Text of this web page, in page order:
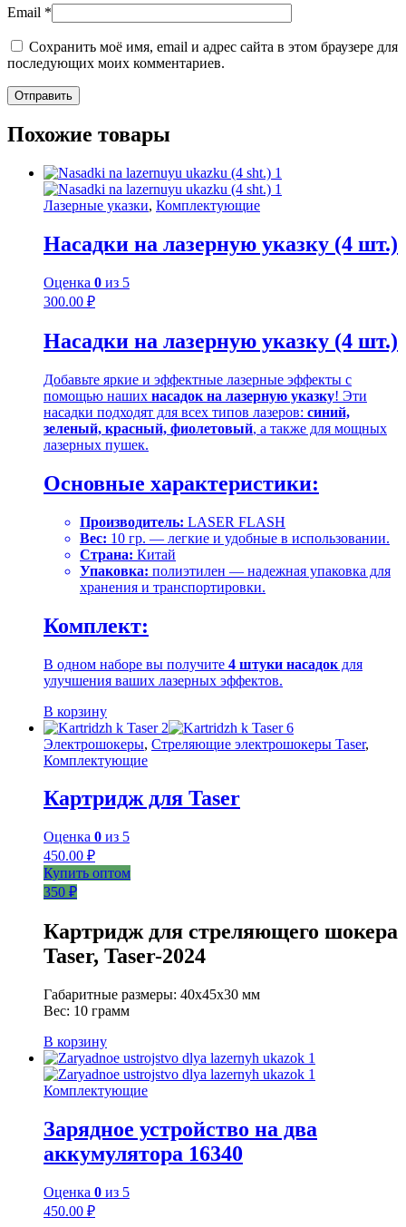
Email *
Сохранить моё имя, email и адрес сайта в этом браузере для
последующих моих комментариев.
Похожие товары
Лазерные указки, Комплектующие
Насадки на лазерную указку (4 шт.)
Оценка 0 из 5
300.00 ₽
Насадки на лазерную указку (4 шт.)
Добавьте яркие и эффектные лазерные эффекты с
помощью наших насадок на лазерную указку! Эти
насадки подходят для всех типов лазеров: синий,
зеленый, красный, фиолетовый, а также для мощных
лазерных пушек.
Основные характеристики:
Производитель: LASER FLASH
Вес: 10 гр. — легкие и удобные в использовании.
Страна: Китай
Упаковка: полиэтилен — надежная упаковка для
хранения и транспортировки.
Комплект:
В одном наборе вы получите 4 штуки насадок для
улучшения ваших лазерных эффектов.
В корзину
Электрошокеры, Стреляющие электрошокеры Taser,
Комплектующие
Картридж для Taser
Оценка 0 из 5
450.00 ₽
Купить оптом
350 ₽
Картридж для стреляющего шокера
Taser, Taser-2024
Габаритные размеры: 40х45х30 мм
Вес: 10 грамм
В корзину
Комплектующие
Зарядное устройство на два
аккумулятора 16340
Оценка 0 из 5
450.00 ₽